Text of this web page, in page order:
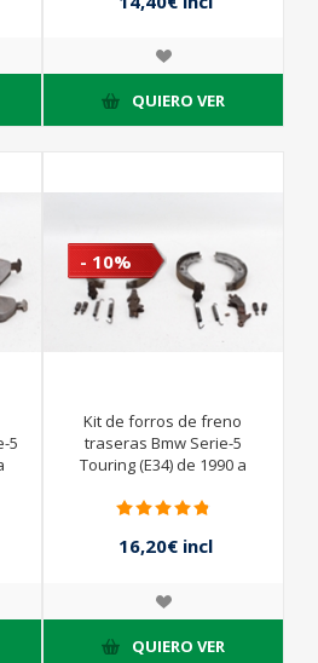
impuestos
QUIERO VER
5
- 10%
Kit de forros de freno
traseras Bmw Serie-5
Touring (E34) de 1990 a
16,20€ incl
impuestos
QUIERO VER